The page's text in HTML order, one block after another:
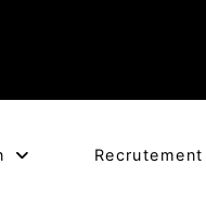
Recrutement